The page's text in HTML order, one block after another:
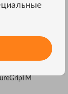
TP40 (пять)